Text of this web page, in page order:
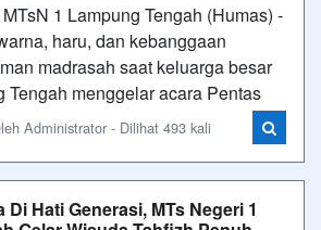
1 Lampung Tengah (Humas) -
haru, dan kebanggaan
madrasah saat keluarga besar
Tengah menggelar acara Pentas
Administrator - Dilihat 493 kali
Di Hati Generasi, MTs Negeri 1